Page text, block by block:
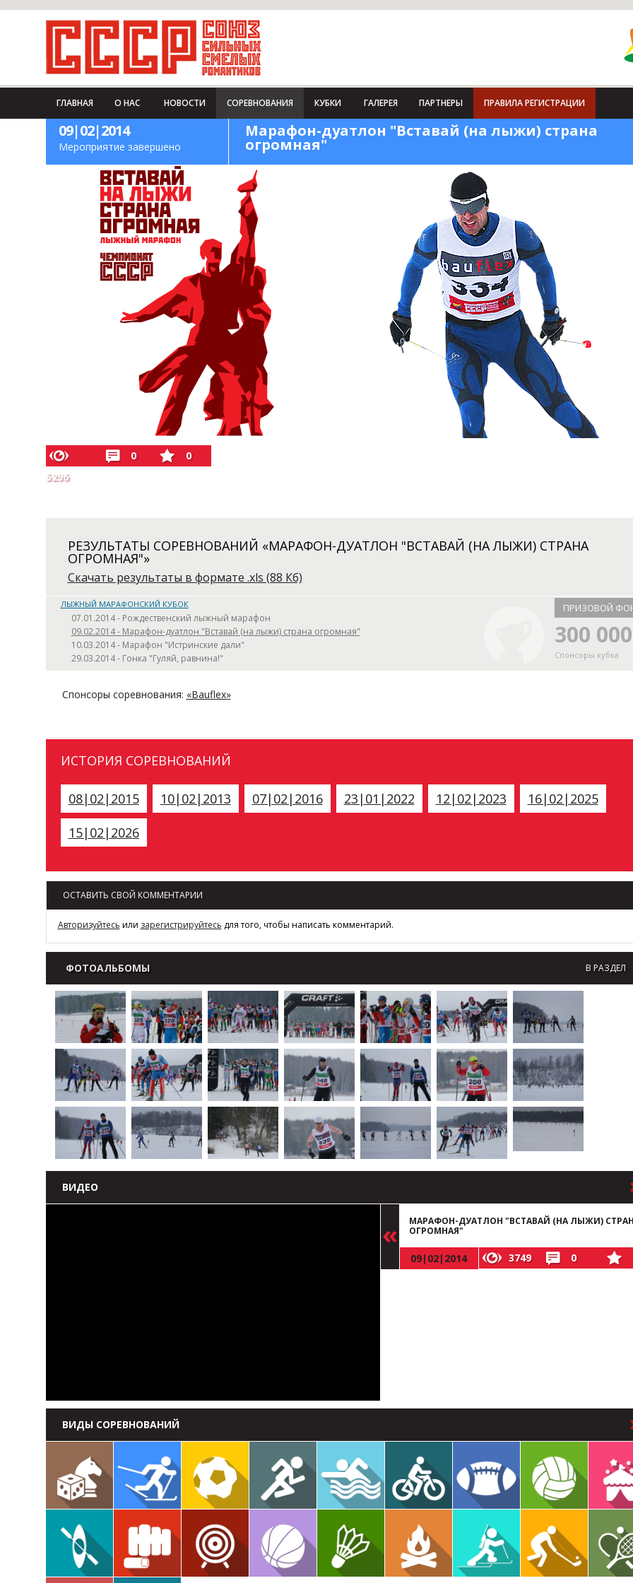
ГЛАВНАЯ О НАС НОВОСТИ СОРЕВНОВАНИЯ КУБКИ ГАЛЕРЕЯ ПАРТНЕРЫ ПРАВИЛА РЕГИСТРАЦИИ
09|02|2014
Мероприятие завершено
Марафон-дуатлон "Вставай (на лыжи) страна
огромная"
5296
0 0
РЕЗУЛЬТАТЫ СОРЕВНОВАНИЙ «МАРАФОН-ДУАТЛОН "ВСТАВАЙ (НА ЛЫЖИ) СТРАНА
ОГРОМНАЯ"»
Скачать результаты в формате .xls (88 Кб)
ЛЫЖНЫЙ МАРАФОНСКИЙ КУБОК
07.01.2014 - Рождественский лыжный марафон
09.02.2014 - Марафон-дуатлон "Вставай (на лыжи) страна огромная"
10.03.2014 - Марафон "Истринские дали"
29.03.2014 - Гонка "Гуляй, равнина!"
ПРИЗОВОЙ
300
Спонсоры кубка
Спонсоры соревнования: «Bauflex»
ИСТОРИЯ СОРЕВНОВАНИЙ
08|02|2015 10|02|2013 07|02|2016 23|01|2022 12|02|2023
16|02|2025
15|02|2026
ОСТАВИТЬ СВОЙ КОММЕНТАРИИ
Авторизуйтесь или зарегистрируйтесь для того, чтобы написать комментарий.
ФОТОАЛЬБОМЫ В РАЗДЕЛ
ВИДЕО
МАРАФОН-ДУАТЛОН "ВСТАВАЙ (НА ЛЫЖИ)
ОГРОМНАЯ"
09|02|2014 3749 0
ВИДЫ СОРЕВНОВАНИЙ